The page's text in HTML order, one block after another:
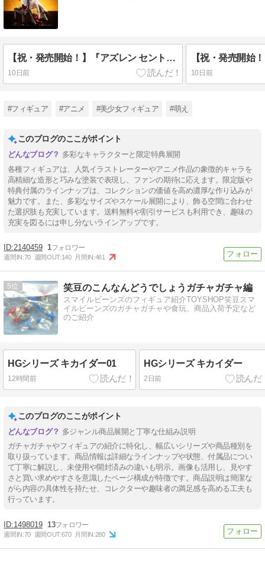
【祝・発売開始！】『アズレン セントルイス ティプシースノー Ver.』1/7フィギュアが本日発売！あみあみで送料無料＆即納スタート！
10日前 10日前
#フィギュア #アニメ #美少女フィギュア #萌え
このブログのここがポイント
多彩なキャラクターと限定特典展開
各種フィギュアは、人気イラストレーターやアニメ作品の象徴的キャラを
高精細な造形と巧みな塗装で表現し、ファンの期待に応えます。限定版や
特典付属のラインナップは、コレクションの価値を高め濃厚な作り込みが
魅力です。また、多彩なサイズやスケール展開により、飾る空間に合わせ
た選択肢も充実しています。送料無料や割引サービスも利用でき、趣味の
充実を図るには申し分ないラインアップです。
2140459 1
週間IN:70 週間OUT:140 月間IN:461
5 笑豆のこんなんどうでしょうガチャガチャ編
スマイルビーンズのフィギュア紹介TOYSHOP笑豆スマ
イルビーンズのガチャガチャや食玩、商品入荷予定など
のご紹介
HGシリーズ キカイダー01
12時間前
HGシリーズ キカイダー
2日前
このブログのここがポイント
多ジャンル商品展開と丁寧な仕組み説明
ガチャガチャやフィギュアの紹介に特化し、幅広いシリーズや商品種別を
取り扱っています。商品情報は詳細なラインナップや状態、付属品につい
て丁寧に解説し、未使用や開封済みの違いも明示。画像も活用し、見やす
さと買い求めやすさを意識したページ構成が特徴です。商品説明は簡潔な
がら内容の具体性を持たせ、コレクターや趣味者の満足感を高める工夫も
行っています。
1498019 13
週間IN:70 週間OUT:670 月間IN:280